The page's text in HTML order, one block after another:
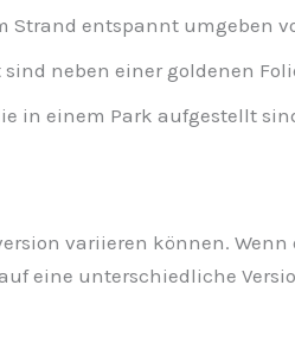
Strand entspannt umgeben
neben einer goldenen
in einem Park aufgestellt
variieren können.
eine unterschiedliche